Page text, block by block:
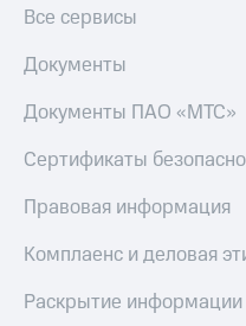
Все сервисы
Документы
Документы ПАО «МТС»
Сертификаты
Правовая информация
Комплаенс и деловая
Раскрытие информации